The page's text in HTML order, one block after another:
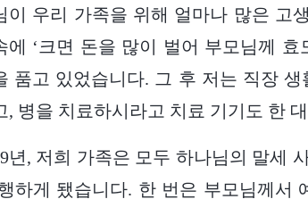
이 우리 가족을 위해 얼마나 많은 고
에 ‘크면 돈을 많이 벌어 부모님께
품고 있었습니다. 그 후 저는 직장
, 병을 치료하시라고 치료 기기도 한
년, 저희 가족은 모두 하나님의 말세
하게 됐습니다. 한 번은 부모님께서